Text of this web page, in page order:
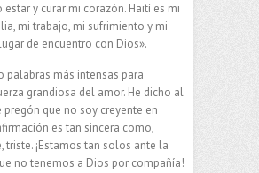
estar y curar mi corazón. Haití es mi
mi trabajo, mi sufrimiento y mi
de encuentro con Dios».
palabras más intensas para
grandiosa del amor. He dicho al
pregón que no soy creyente en
es tan sincera como,
triste. ¡Estamos tan solos ante la
no tenemos a Dios por compañía!